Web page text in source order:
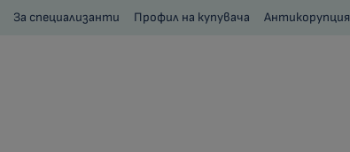
За специализанти Профил на купувача Антикорупция